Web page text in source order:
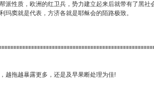
派性质，欧洲的红卫兵，势力建立起来后就带有了黑社
玛窦就是代表，方济各就是耶稣会的陌路极致。
越拖越暴露更多，还是及早果断处理为佳!